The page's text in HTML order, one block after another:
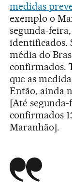
medidas
exemplo o
segunda-
identificados.
média do
confirmados.
que as
Então, ainda
[Até
confirmados
Maranhão].